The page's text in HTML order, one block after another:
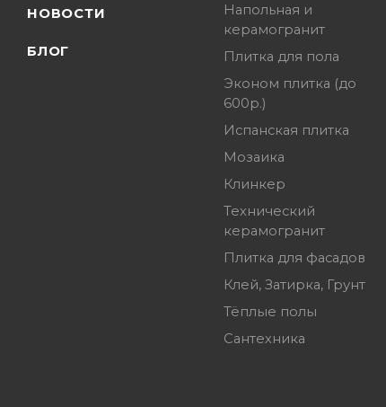
НОВОСТИ
БЛОГ
Напольная и
керамогранит
Плитка для пола
Эконом плитка (до
600р.)
Испанская плитка
Мозаика
Клинкер
Технический
керамогранит
Плитка для фасадов
Клей, Затирка, Грунт
Тёплые полы
Сантехника